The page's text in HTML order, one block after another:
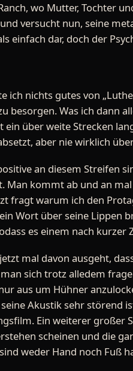
wo Mutter, Tochter
versucht nun, seine
einfach dar, doch der
ich nichts gutes von
besorgen. Was ich dann
ein über weite Strecken
aber nie wirklich
an diesem Streifen
Man kommt ab und an
fragt warum ich den
Wort über seine Lippen
es einem nach kurzer
mal davon ausgeht,
sich trotz alledem
aus um Hühner
Akustik sehr störend
Ein weiterer großer
scheinen und die
weder Hand noch Fuß